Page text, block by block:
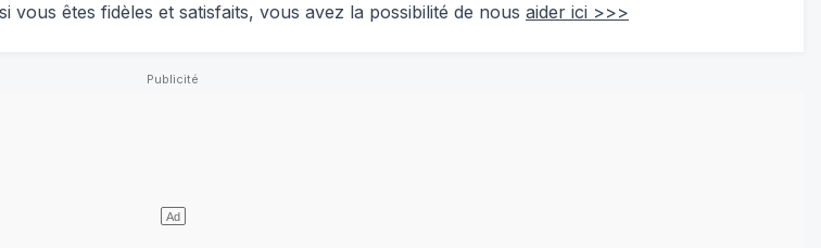
êtes fidèles et satisfaits, vous avez la possibilité de nous aider ici >>>